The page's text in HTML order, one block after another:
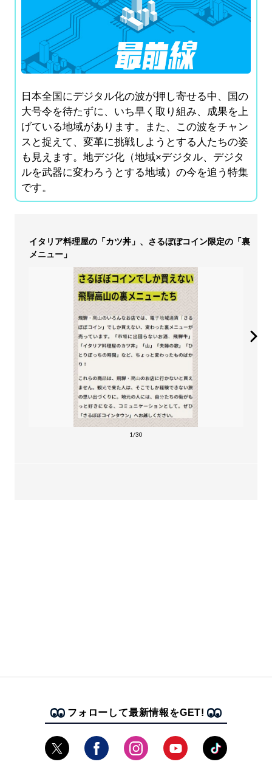
日本全国にデジタル化の波が押し寄せる中、国の
大号令を待たずに、いち早く取り組み、成果を上
げている地域があります。また、この波をチャン
スと捉えて、変革に挑戦しようとする人たちの姿
も見えます。地デジ化（地域×デジタル、デジタ
ルを武器に変わろうとする地域）の今を追う特集
です。
イタリア料理屋の「カツ丼」、さるぼぼコイン限定の「裏
メニュー」
1/30
フォローして最新情報をGET!